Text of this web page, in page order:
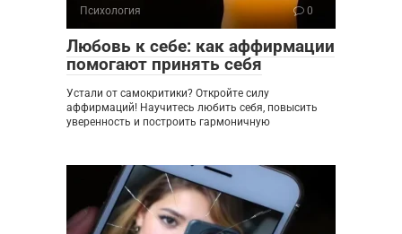
Психология 0
Любовь к себе: как аффирмации
помогают принять себя
Устали от самокритики? Откройте силу
аффирмаций! Научитесь любить себя, повысить
уверенность и построить гармоничную